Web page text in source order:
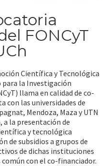
FONCyT
Científica y Tecnológica
para la Investigación
llama en calidad de co-
con las universidades de
Mendoza, Maza y UTN
a la presentación de
y tecnológica
de subsidios a grupos de
de dichas instituciones
con el co-financiador.